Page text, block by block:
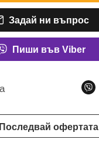
Задай ни въпрос
Пиши във Viber
Последвай офертата